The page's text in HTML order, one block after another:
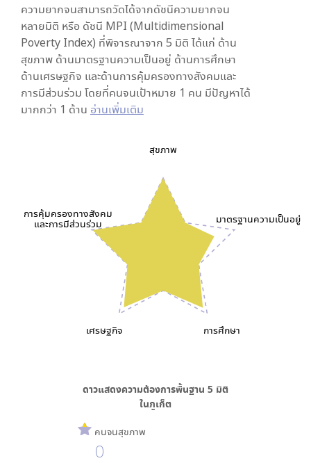
ความยากจนสามารถวัดได้จากดัชนีความยากจน
หลายมิติ หรือ ดัชนี MPI (Multidimensional
Poverty Index) ที่พิจารณาจาก 5 มิติ ได้แก่ ด้าน
สุขภาพ ด้านมาตรฐานความเป็นอยู่ ด้านการศึกษา
ด้านเศรษฐกิจ และด้านการคุ้มครองทางสังคมและ
การมีส่วนร่วม โดยที่คนจนเป้าหมาย 1 คน มีปัญหาได้
มากกว่า 1 ด้าน อ่านเพิ่มเติม
สุขภาพ
มาตรฐานความเป็นอยู่
การศึกษา
เศรษฐกิจ
การคุ้มครองทางสังคม
และการมีส่วนร่วม
ดาวแสดงความต้องการพื้นฐาน 5 มิติ
ในภูเก็ต
คนจนสุขภาพ
0